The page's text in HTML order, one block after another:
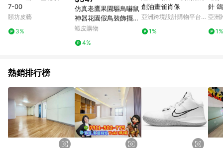
7-00
頤坊皮藝
3%
仿真老鷹果園驅鳥嚇鼠
神器花園假鳥裝飾擺件
戶外田園動物模型
蝦皮購物
4%
創油畫雀肖像
亞洲跨境設計購物平台
1%
針
亞洲
1%
熱銷排行榜